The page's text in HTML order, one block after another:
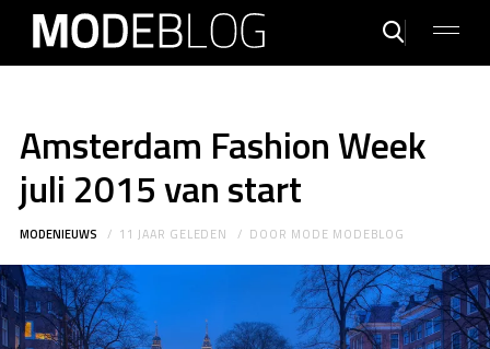
Amsterdam Fashion Week
juli 2015 van start
MODENIEUWS 11 JAAR GELEDEN DOOR MODE MODEBLOG